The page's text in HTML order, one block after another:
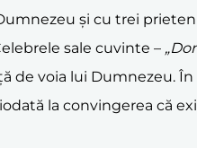
și cu trei
sale cuvinte –
voia lui Dumnezeu.
la convingerea că